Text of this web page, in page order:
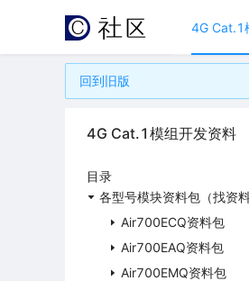
4G Cat.1
回到旧版
4G Cat.1模组开发资料
目录
各型号模块资料包（找资
Air700ECQ资料包
Air700EAQ资料包
Air700EMQ资料包